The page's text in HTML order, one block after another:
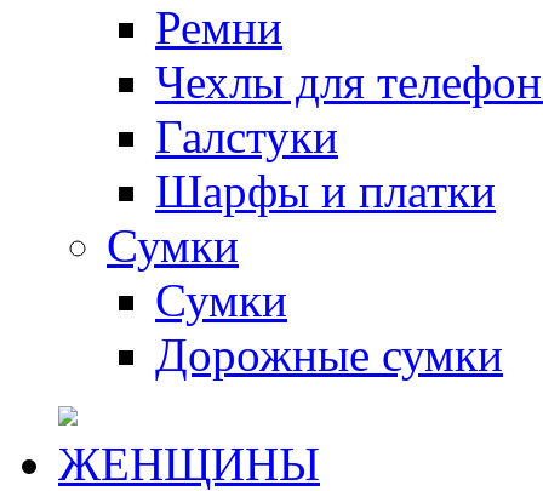
Ремни
Чехлы для
Галстуки
Шарфы и платки
Сумки
Сумки
Дорожные сумки
ЖЕНЩИНЫ